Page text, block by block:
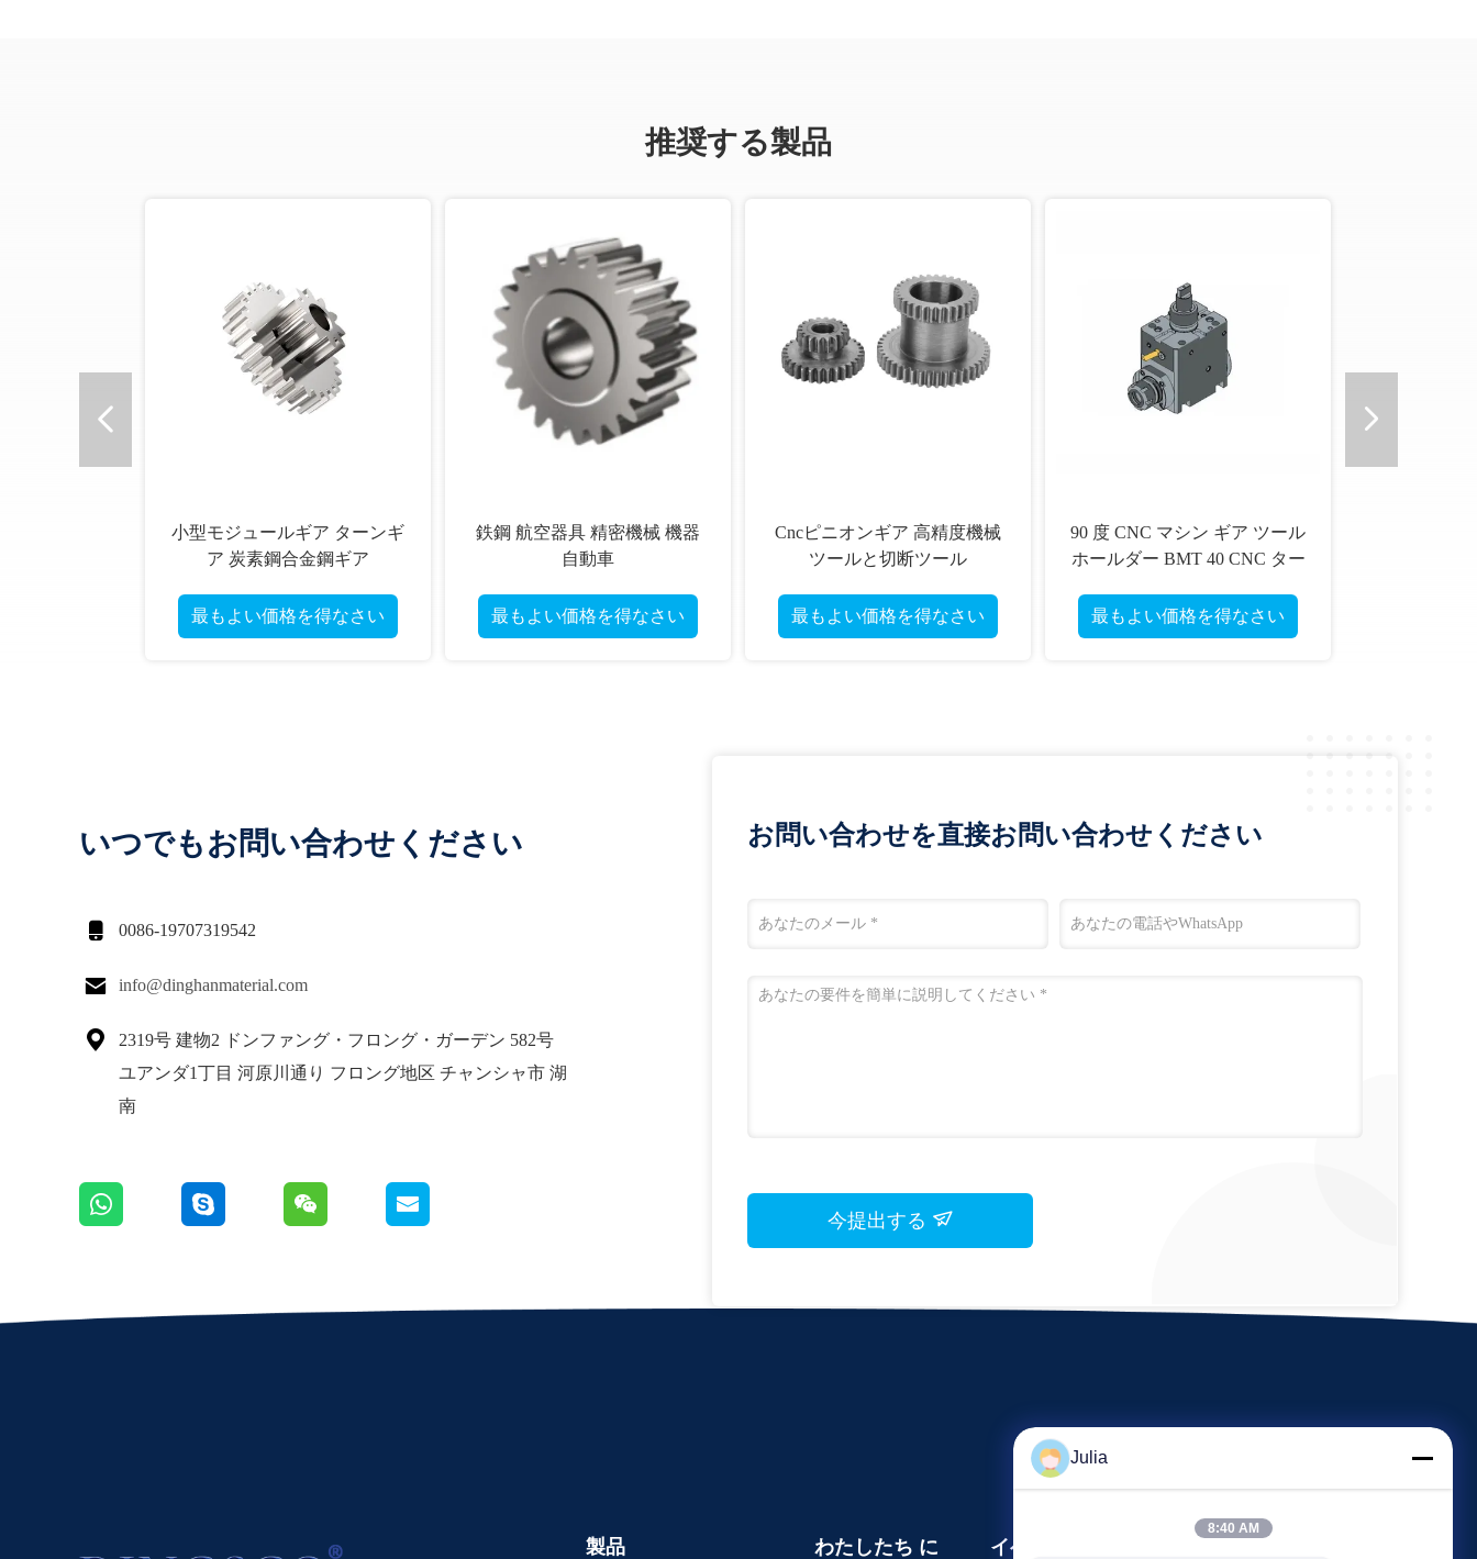
推奨する製品
小型モジュールギア ターンギ
ア 炭素鋼合金鋼ギア
最もよい価格を得なさい
鉄鋼 航空器具 精密機械 機器
自動車
最もよい価格を得なさい
Cncピニオンギア 高精度機械
ツールと切断ツール
最もよい価格を得なさい
90 度 CNC マシン ギア ツール
ホールダー BMT 40 CNC ター
最もよい価格を得なさい
いつでもお問い合わせください
 0086-19707319542
 info@dinghanmaterial.com

2319号 建物2 ドンファング・フロング・ガーデン 582号
ユアンダ1丁目 河原川通り フロング地区 チャンシャ市 湖
南
お問い合わせを直接お問い合わせください
今提出する
製品 わたしたち に イベント
Julia
8:40 AM